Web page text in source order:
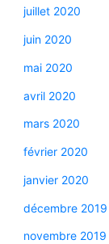
juillet 2020
juin 2020
mai 2020
avril 2020
mars 2020
février 2020
janvier 2020
décembre 2019
novembre 2019